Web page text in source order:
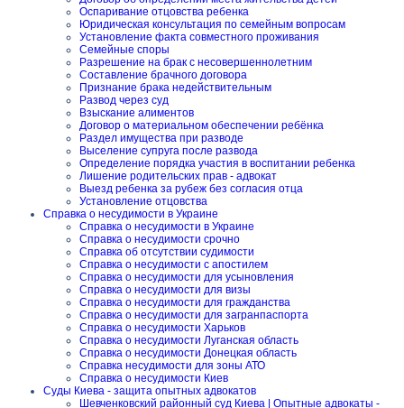
Оспаривание отцовства ребенка
Юридическая консультация по семейным вопросам
Установление факта совместного проживания
Семейные споры
Разрешение на брак с несовершеннолетним
Составление брачного договора
Признание брака недействительным
Развод через суд
Взыскание алиментов
Договор о материальном обеспечении ребёнка
Раздел имущества при разводе
Выселение супруга после развода
Определение порядка участия в воспитании ребенка
Лишение родительских прав - адвокат
Выезд ребенка за рубеж без согласия отца
Установление отцовства
Справка о несудимости в Украине
Справка о несудимости в Украине
Справка о несудимости срочно
Справка об отсутствии судимости
Справка о несудимости с апостилем
Справка о несудимости для усыновления
Справка о несудимости для визы
Справка о несудимости для гражданства
Справка о несудимости для загранпаспорта
Справка о несудимости Харьков
Справка о несудимости Луганская область
Справка о несудимости Донецкая область
Справка несудимости для зоны АТО
Справка о несудимости Киев
Суды Киева - защита опытных адвокатов
Шевченковский районный суд Киева | Опытные адвокаты -